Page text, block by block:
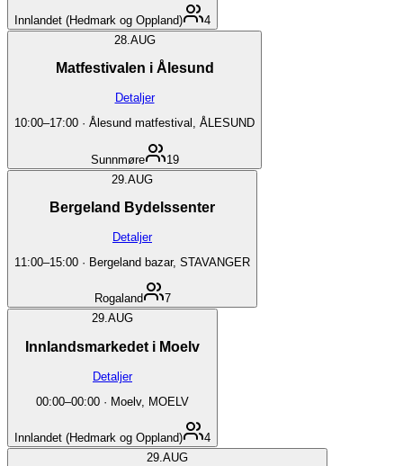
Innlandet (Hedmark og Oppland)
4
28. AUG
Matfestivalen i Ålesund
Detaljer
10:00–17:00 · Ålesund matfestival, ÅLESUND
Sunnmøre
19
29. AUG
Bergeland Bydelssenter
Detaljer
11:00–15:00 · Bergeland bazar, STAVANGER
Rogaland
7
29.AUG
Innlandsmarkedet i Moelv
Detaljer
00:00–00:00 · Moelv, MOELV
Innlandet (Hedmark og Oppland)
4
29.AUG